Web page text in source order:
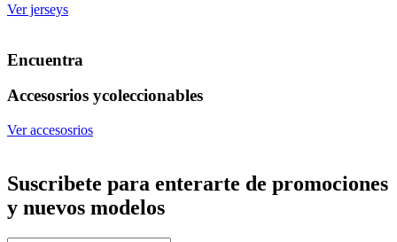
Ver jerseys
Encuentra
Accesosrios ycoleccionables
Ver accesosrios
Suscribete para enterarte de promociones
y nuevos modelos